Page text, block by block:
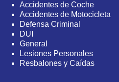
Accidentes de Coche
Accidentes de Motocicleta
Defensa Criminal
DUI
General
Lesiones Personales
Resbalones y Caídas